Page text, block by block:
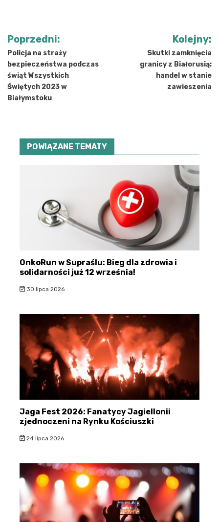
Nawigacja
wpisu
Poprzedni:
Policja na straży
bezpieczeństwa podczas
świąt Wszystkich
Świętych 2023 w
Białymstoku
Kolejny:
Skutki zamknięcia
granicy z Białorusią:
handel w stanie
zawieszenia
POWIĄZANE TEMATY
OnkoRun w Supraślu: Bieg dla zdrowia i
solidarności już 12 września!
30 lipca 2026
Jaga Fest 2026: Fanatycy Jagiellonii
zjednoczeni na Rynku Kościuszki
24 lipca 2026